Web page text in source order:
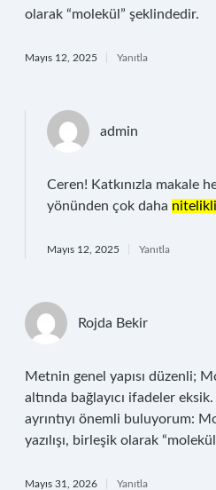
olarak “molekül” şeklindedir.
Mayıs 12, 2025 Yanıtla
admin
Ceren! Katkınızla makale
yönünden çok daha nitelikli
Mayıs 12, 2025 Yanıtla
Rojda Bekir
Metnin genel yapısı düzenli;
altında bağlayıcı ifadeler
ayrıntıyı önemli buluyorum:
yazılışı, birleşik olarak
Mayıs 31, 2026 Yanıtla